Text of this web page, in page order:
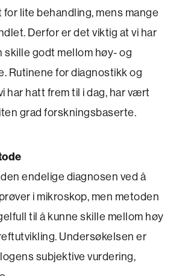
lite behandling, mens mange
Derfor er det viktig at vi har
skille godt mellom høy- og
Rutinene for diagnostikk og
har hatt frem til i dag, har vært
grad forskningsbaserte.
endelige diagnosen ved å
i mikroskop, men metoden
til å kunne skille mellom høy
Undersøkelsen er
subjektive vurdering,